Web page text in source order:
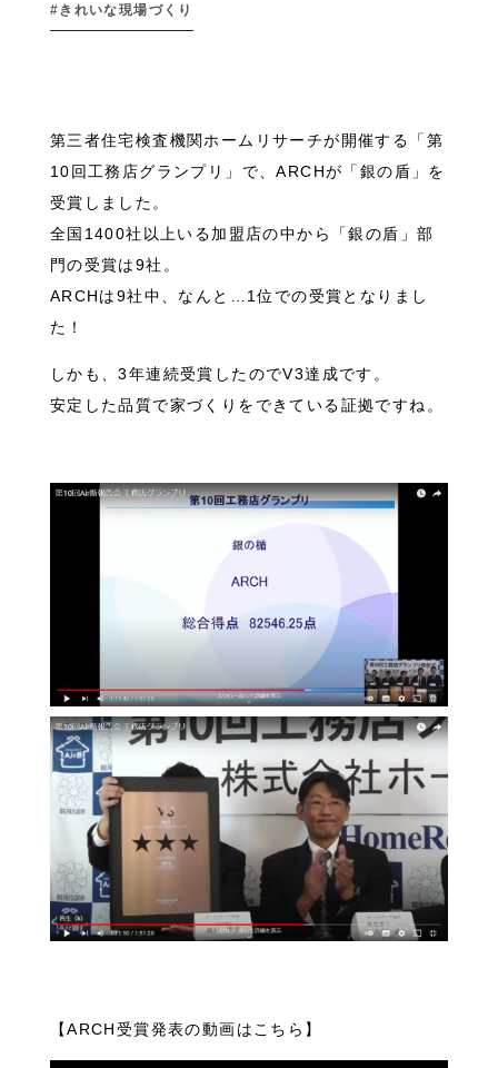
きれいな現場づくり
第三者住宅検査機関ホームリサーチが開催する「第
10回工務店グランプリ」で、ARCHが「銀の盾」を
受賞しました。
全国1400社以上いる加盟店の中から「銀の盾」部
門の受賞は9社。
ARCHは9社中、なんと…1位での受賞となりまし
た！
しかも、3年連続受賞したのでV3達成です。
安定した品質で家づくりをできている証拠ですね。
【ARCH受賞発表の動画はこちら】